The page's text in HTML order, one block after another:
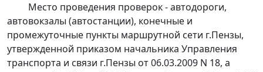
Место проведения проверок - автодороги,
автовокзалы (автостанции), конечные и
промежуточные пункты маршрутной сети г.Пензы,
утвержденной приказом начальника Управления
транспорта и связи г.Пензы от 06.03.2009 N 18, а